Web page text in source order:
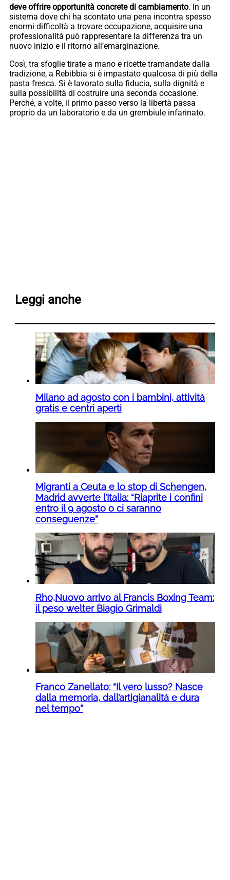
deve offrire opportunità concrete di cambiamento. In un
sistema dove chi ha scontato una pena incontra spesso
enormi difficoltà a trovare occupazione, acquisire una
professionalità può rappresentare la differenza tra un
nuovo inizio e il ritorno all’emarginazione.
Così, tra sfoglie tirate a mano e ricette tramandate dalla
tradizione, a Rebibbia si è impastato qualcosa di più della
pasta fresca. Si è lavorato sulla fiducia, sulla dignità e
sulla possibilità di costruire una seconda occasione.
Perché, a volte, il primo passo verso la libertà passa
proprio da un laboratorio e da un grembiule infarinato.
Leggi anche
Milano ad agosto con i bambini, attività
gratis e centri aperti
Migranti a Ceuta e lo stop di Schengen,
Madrid avverte l’Italia: “Riaprite i confini
entro il 9 agosto o ci saranno
conseguenze”
Rho,Nuovo arrivo al Francis Boxing Team:
il peso welter Biagio Grimaldi
Franco Zanellato: “Il vero lusso? Nasce
dalla memoria, dall’artigianalità e dura
nel tempo”